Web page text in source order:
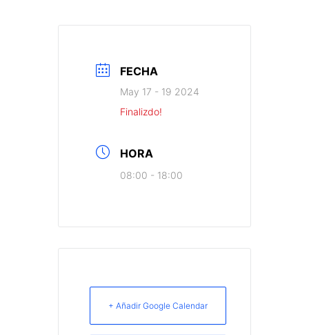
FECHA
May 17 - 19 2024
Finalizdo!
HORA
08:00 - 18:00
+ Añadir Google Calendar